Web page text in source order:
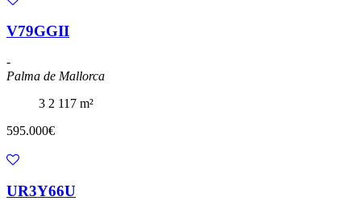
V79GGII
-
Palma de Mallorca
3 2 117 m²
595.000€
UR3Y66U